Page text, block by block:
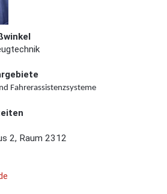
Fahrerassistenzsysteme
2, Raum 2312